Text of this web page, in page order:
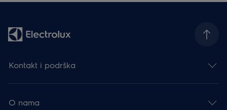
Kontakt i podrška
O nama